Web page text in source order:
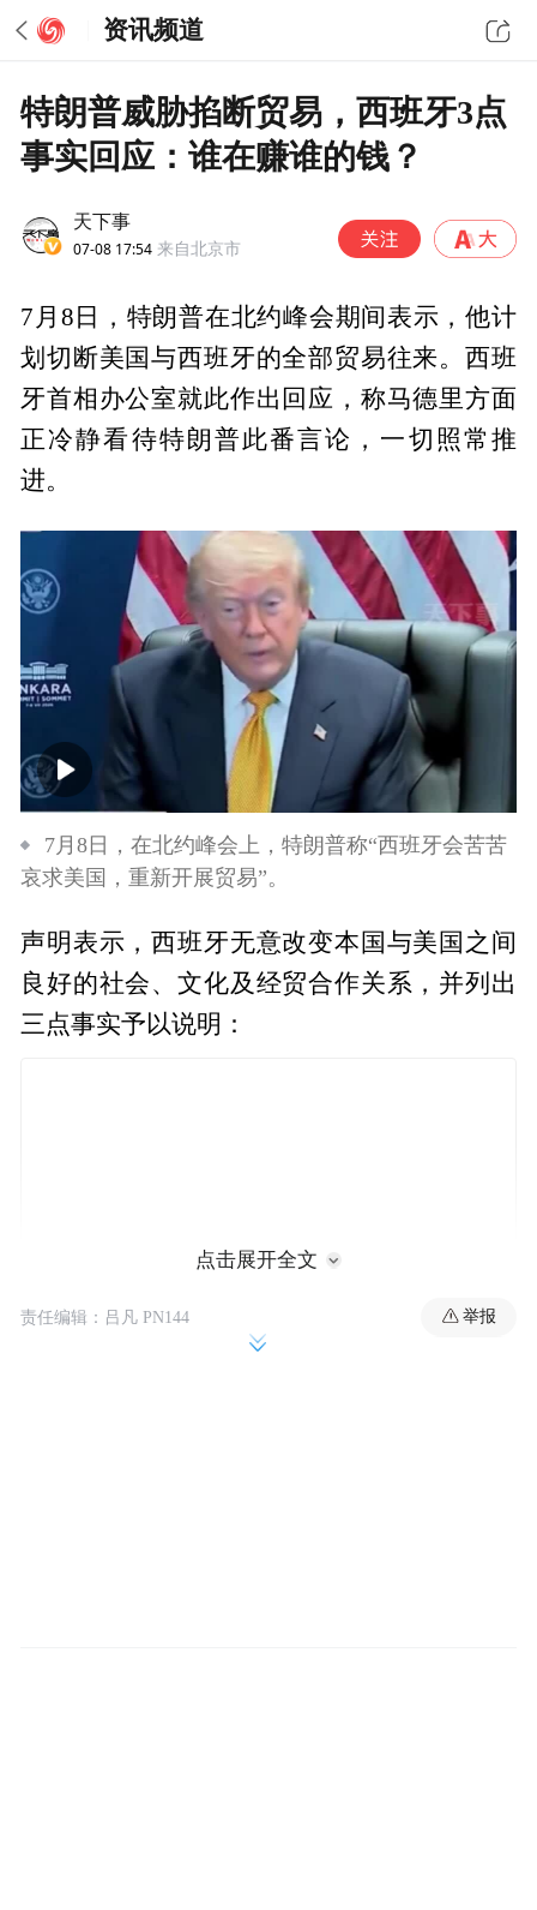
资讯频道
特朗普威胁掐断贸易，西班牙3点
事实回应：谁在赚谁的钱？
天下事
07-08 17:54 来自北京市
7月8日，特朗普在北约峰会期间表示，他计
划切断美国与西班牙的全部贸易往来。西班
牙首相办公室就此作出回应，称马德里方面
正冷静看待特朗普此番言论，一切照常推
进。
00:00 00:23
7月8日，在北约峰会上，特朗普称“西班牙会苦苦
哀求美国，重新开展贸易”。
声明表示，西班牙无意改变本国与美国之间
良好的社会、文化及经贸合作关系，并列出
三点事实予以说明：
点击展开全文
责任编辑：吕凡 PN144 举报